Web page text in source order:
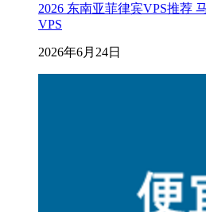
2026 东南亚菲律宾VPS推荐
VPS
2026年6月24日